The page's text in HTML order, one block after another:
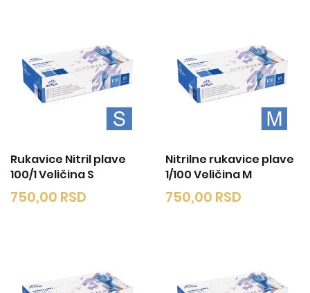
Rukavice Nitril plave
100/1 Veličina S
750,00 RSD
Nitrilne rukavice plave
1/100 Veličina M
750,00 RSD